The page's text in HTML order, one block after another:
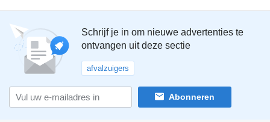
Schrijf je in om nieuwe advertenties te
ontvangen uit deze sectie
afvalzuigers
Abonneren